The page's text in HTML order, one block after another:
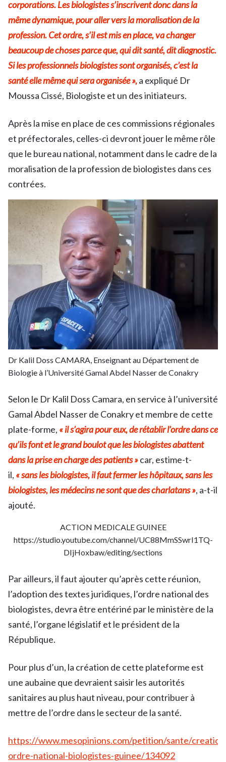
corporations. Les biologistes s’inscrivent donc dans la
même dynamique, pour aller vers la moralisation de la
profession. Cet ordre, s’il est mis en place, va changer
beaucoup de choses parce que, qui dit santé, dit diagnostic.
Si les professionnels biologistes sont organisés, c’est la
santé elle même qui sera organisée »,a expliqué Dr
Moussa Cissé, Biologiste et un des initiateurs.
Après la mise en place de ces commissions régionales
et préfectorales, celles-ci devront jouer le même rôle
que le bureau national, notamment dans le cadre de la
moralisation de la profession de biologistes dans ces
contrées.
Dr Kalil Doss CAMARA, Enseignant au Département de
Biologie à l’Université Gamal Abdel Nasser de Conakry
Selon le Dr Kalil Doss Camara, en service à l’université
Gamal Abdel Nasser de Conakry et membre de cette
plate-forme, « il s’agira pour eux, de rétablir l’ordre dans ce
qu’ils font et le grand boulot que les biologistes abattent
dans la prise en charge des patients »car, estime-t-
il, « sans les biologistes, il faut fermer les hôpitaux, sans les
biologistes, les médecins ne sont que des charlatans », a-t-il
ajouté.
ACTION MEDICALE GUINEE
https://studio.youtube.com/channel/UC88MmSSwrI1TQ-
DIjHoxbaw/editing/sections
Par ailleurs, il faut ajouter qu’après cette réunion,
l’adoption des textes juridiques, l’ordre national des
biologistes, devra être entériné par le ministère de la
santé, l’organe législatif et le président de la
République.
Pour plus d’un, la création de cette plateforme est
une aubaine que devraient saisir les autorités
sanitaires au plus haut niveau, pour contribuer à
mettre de l’ordre dans le secteur de la santé.
https://www.mesopinions.com/petition/sante/
ordre-national-biologistes-guinee/134092